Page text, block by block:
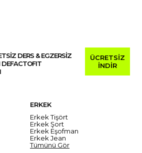
DERS & EGZERSİZ
DEFACTOFIT
ÜCRETSİZ
İNDİR
ERKEK
Erkek Tişört
Erkek Şort
Erkek Eşofman
Erkek Jean
Tümünü Gör